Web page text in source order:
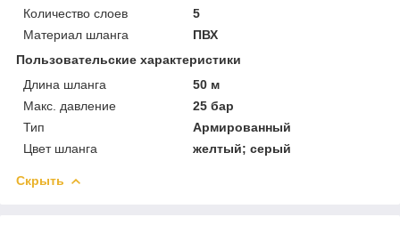
Количество слоев
5
Материал шланга
ПВХ
Пользовательские характеристики
Длина шланга
50 м
Макс. давление
25 бар
Тип
Армированный
Цвет шланга
желтый; серый
Скрыть